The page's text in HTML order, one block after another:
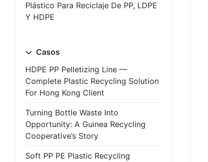
Plástico Para Reciclaje De PP, LDPE
Y HDPE
Casos
HDPE PP Pelletizing Line —
Complete Plastic Recycling Solution
For Hong Kong Client
Turning Bottle Waste Into
Opportunity: A Guinea Recycling
Cooperative’s Story
Soft PP PE Plastic Recycling